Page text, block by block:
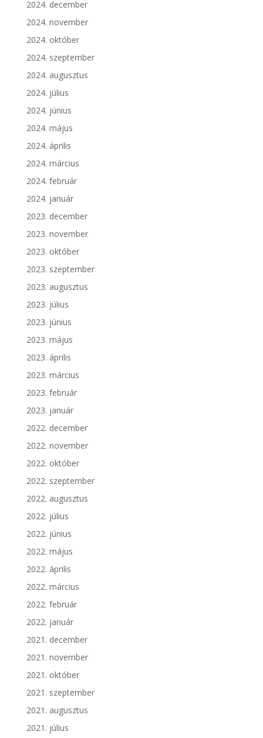
2024. december
2024. november
2024. október
2024. szeptember
2024. augusztus
2024. július
2024. június
2024. május
2024. április
2024. március
2024. február
2024. január
2023. december
2023. november
2023. október
2023. szeptember
2023. augusztus
2023. július
2023. június
2023. május
2023. április
2023. március
2023. február
2023. január
2022. december
2022. november
2022. október
2022. szeptember
2022. augusztus
2022. július
2022. június
2022. május
2022. április
2022. március
2022. február
2022. január
2021. december
2021. november
2021. október
2021. szeptember
2021. augusztus
2021. július